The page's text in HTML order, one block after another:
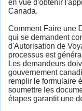
en vue d'obtenir
Canada.
Comment Faire une
qui se demandent
d'Autorisation de
processus est
Les demandeurs
gouvernement
remplir le formulaire
soumettre les
étapes garantit une